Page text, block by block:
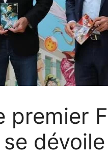
premier
dévoile